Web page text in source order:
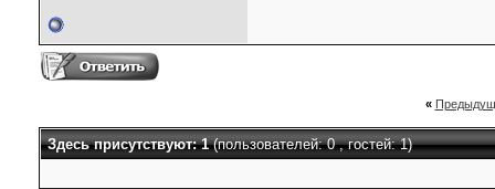
«
Здесь присутствуют: 1(пользователей: 0 , гостей: 1)